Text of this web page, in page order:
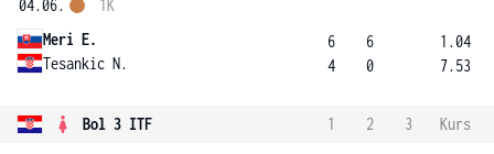
04.06.
Meri E.
Tesankic N.
1K
6
4
6
0
1.04
7.53
Bol 3 ITF 1 2 3
Kurs